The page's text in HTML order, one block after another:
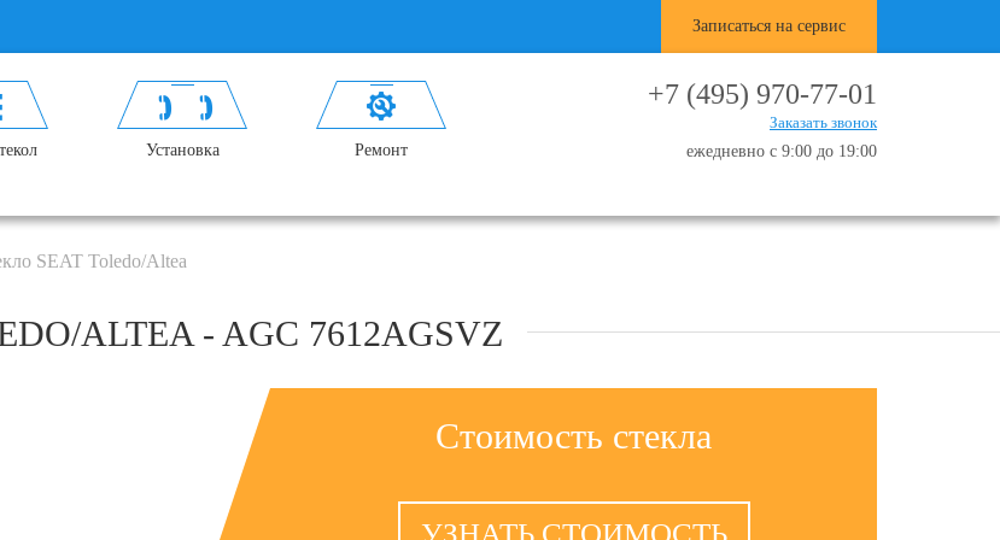
Записаться на сервис
Установка Ремонт
+7 (495) 970-77-01
Заказать звонок
ежедневно с 9:00 до 19:00
SEAT Toledo/Altea
ALTEA - AGC 7612AGSVZ
Стоимость стекла
УЗНАТЬ СТОИМОСТЬ